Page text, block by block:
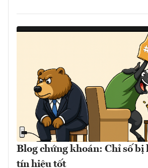
Blog chứng khoán: Chỉ số bị
tín hiệu tốt